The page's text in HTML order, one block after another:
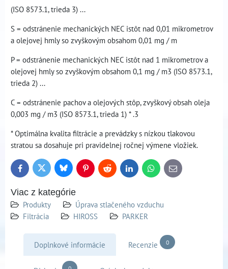
(ISO 8573.1, trieda 3) ...
S = odstránenie mechanických NEC istôt nad 0,01 mikrometrov
a olejovej hmly so zvyškovým obsahom 0,01 mg / m
P = odstránenie mechanických NEC istôt nad 1 mikrometrov a
olejovej hmly so zvyškovým obsahom 0,1 mg / m3 (ISO 8573.1,
trieda 2) ...
C = odstránenie pachov a olejových stôp, zvyškový obsah oleja
0,003 mg / m3 (ISO 8573.1, trieda 1) * .3
* Optimálna kvalita filtrácie a prevádzky s nízkou tlakovou
stratou sa dosahuje pri pravidelnej ročnej výmene vložiek.
FacebookTwitter BlueskyPinterestReddit LinkedInWhatsApp
E-
mail
Viac z kategórie
Produkty
Úprava stlačeného vzduchu
Filtrácia
HIROSS PARKER
Doplnkové informácie Recenzie 0